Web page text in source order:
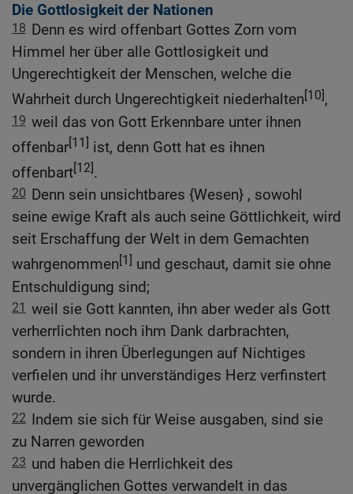
Die Gottlosigkeit der Nationen
18 Denn es wird offenbart Gottes Zorn vom
Himmel her über alle Gottlosigkeit und
Ungerechtigkeit der Menschen, welche die
Wahrheit durch Ungerechtigkeit niederhalten[10],
19 weil das von Gott Erkennbare unter ihnen
offenbar[11] ist, denn Gott hat es ihnen
offenbart[12].
20 Denn sein unsichtbares {Wesen} , sowohl
seine ewige Kraft als auch seine Göttlichkeit, wird
seit Erschaffung der Welt in dem Gemachten
wahrgenommen[1] und geschaut, damit sie ohne
Entschuldigung sind;
21 weil sie Gott kannten, ihn aber weder als Gott
verherrlichten noch ihm Dank darbrachten,
sondern in ihren Überlegungen auf Nichtiges
verfielen und ihr unverständiges Herz verfinstert
wurde.
22 Indem sie sich für Weise ausgaben, sind sie
zu Narren geworden
23 und haben die Herrlichkeit des
unvergänglichen Gottes verwandelt in das